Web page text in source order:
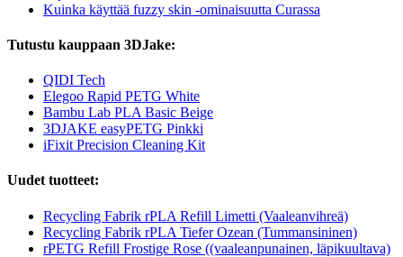
Kuinka käyttää fuzzy skin -ominaisuutta Curassa
Tutustu kauppaan 3DJake:
QIDI Tech
Elegoo Rapid PETG White
Bambu Lab PLA Basic Beige
3DJAKE easyPETG Pinkki
iFixit Precision Cleaning Kit
Uudet tuotteet:
Recycling Fabrik rPLA Refill Limetti (Vaaleanvihreä)
Recycling Fabrik rPLA Tiefer Ozean (Tummansininen)
rPETG Refill Frostige Rose ((vaaleanpunainen, läpikuultava)